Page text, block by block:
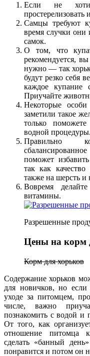
Если не
простерелизовать
Самцы требуют
время случки они
самок.
О том, что
рекомендуется,
нужно — так
будут резко себя
каждое купание
Приучайте
Некоторые
заметили такое
только
водной процедуры.
Правильно
поможет
так как
также на шерсть и
Вовремя
витамины.
Разрешенные
Цены на корм
Корм для хорьков
Содержание хорьков
для новичков, но
уходе за питомцем,
числе, важно
познакомить с водой и
От того, как
отношение питомца к
сделать «банный
понравится и потом он